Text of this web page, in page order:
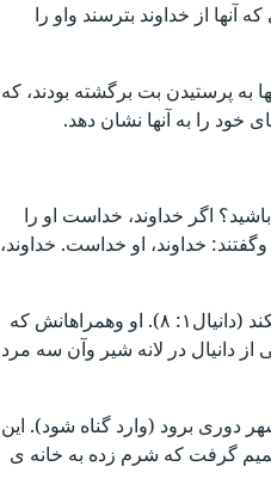
از خداوند بترسند واو را
به پرستیدن بت برگشته بودند، که
خود را به آنها نشان دهد.
اگر خداوند، خداست او را
خداوند، او خداست. خداوند،
دانیال اسیر جوانی در شهر بابل قدیم بود، که در قلبش تصمیم گرفت خود را با غذا وشرابی که پادشاه به او داد آلوده نکند (دانیال۱: ۸). او وهمراهانش که
از دانیال در لانه شیر وآن سه مرد
دوری برود (وارد گناه شود). این
گرفت که شرم زده به خانه ی